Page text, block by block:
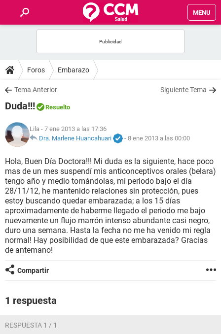
MENU
FOROS
SALUD
NUTRICIÓN
BIENESTAR
SEXUALIDAD
GLOSARIO
Foros Embarazo
Tema Anterior Siguiente Tema
Duda!!! Resuelto
Lila - 7 ene 2013 a las 17:36
Dra. Marlene Huancahuari
- 8 ene 2013 a las 00:00
Hola, Buen Día Doctora!!! Mi duda es la siguiente, hace poco
mas de un mes suspendí mis anticonceptivos orales (belara)
tengo año y medio tomándolas, mi periodo bajo el día
28/11/12, he mantenido relaciones sin protección, pues
estoy buscando quedar embarazada; a los 15 días
aproximadamente de haberme llegado el periodo me bajo
nuevamente un flujo marrón intenso abundante casi negro,
duro una semana. Hasta la fecha no me ha venido mi regla
normal! Hay posibilidad de que este embarazada? Gracias
de antemano!
Compartir
1 respuesta
RESPUESTA 1 / 1